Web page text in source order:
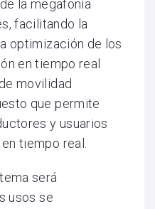
la megafonía
facilitando la
optimización de los
en tiempo real
movilidad
que permite
y usuarios
tiempo real.
será
usos se